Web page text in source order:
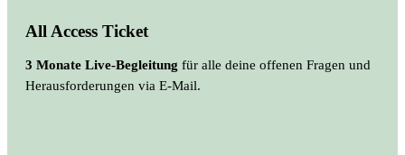
All Access Ticket
3 Monate Live-Begleitung für alle deine offenen Fragen und
Herausforderungen via E-Mail.